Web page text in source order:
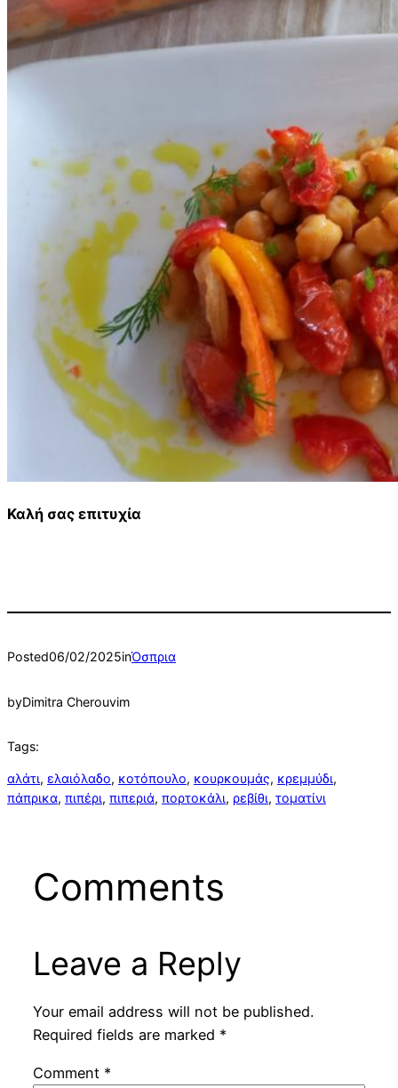
Καλή σας επιτυχία
Posted06/02/2025inΌσπρια
byDimitra Cherouvim
Tags:
αλάτι, ελαιόλαδο, κοτόπουλο, κουρκουμάς, κρεμμύδι
πάπρικα, πιπέρι, πιπεριά, πορτοκάλι, ρεβίθι, τοματίνι
Comments
Leave a Reply
Your email address will not be published.
Required fields are marked *
Comment *